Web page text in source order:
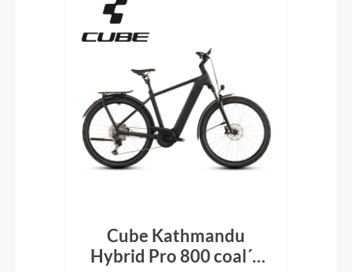
Cube Kathmandu
Hybrid Pro 800 coal´n